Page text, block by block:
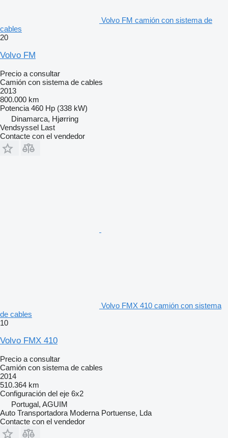
Volvo FM camión con sistema de
cables
20
Volvo FM
Precio a consultar
Camión con sistema de cables
2013
800.000 km
Potencia 460 Hp (338 kW)
Dinamarca, Hjørring
Vendsyssel Last
Contacte con el vendedor
Volvo FMX 410 camión con sistema
de cables
10
Volvo FMX 410
Precio a consultar
Camión con sistema de cables
2014
510.364 km
Configuración del eje 6x2
Portugal, AGUIM
Auto Transportadora Moderna Portuense, Lda
Contacte con el vendedor